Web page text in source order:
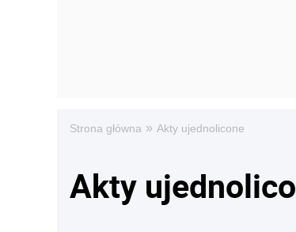
Strona główna » Akty ujednolicone
Akty